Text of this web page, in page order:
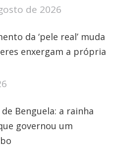
de 2026
da ‘pele real’ muda
enxergam a própria
Benguela: a rainha
governou um